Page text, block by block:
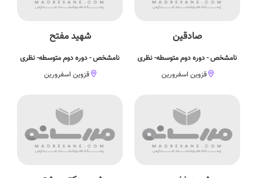
صادقین
نامشخص - دوره دوم متوسطه- نظری
قزوین اسفرورین
شهید مفتح
نامشخص - دوره دوم متوسطه- نظری
قزوین اسفرورین